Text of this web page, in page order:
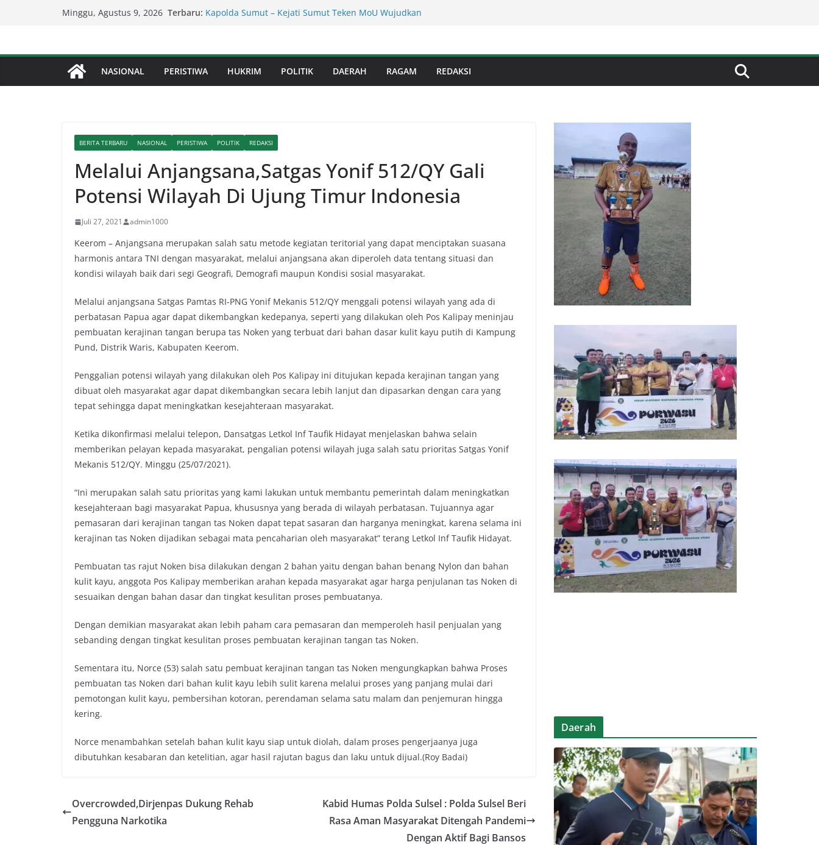
Minggu, Agustus 9, 2026 Terbaru: Brahrang Di Kota Binjai Bebas Beroperasi
Serapan Anggaran Dinas Perkimcikataru Paling Buruk, Plh
Sekda: Kami Sarankan Dievaluasi
NASIONAL PERISTIWA HUKRIM POLITIK DAERAH RAGAM REDAKSI
BERITA TERBARU NASIONAL PERISTIWA POLITIK REDAKSI
Melalui Anjangsana,Satgas Yonif 512/QY Gali
Potensi Wilayah Di Ujung Timur Indonesia
Juli 27, 2021 admin1000
Keerom – Anjangsana merupakan salah satu metode kegiatan teritorial yang dapat menciptakan suasana
harmonis antara TNI dengan masyarakat, melalui anjangsana akan diperoleh data tentang situasi dan
kondisi wilayah baik dari segi Geografi, Demografi maupun Kondisi sosial masyarakat.
Melalui anjangsana Satgas Pamtas RI-PNG Yonif Mekanis 512/QY menggali potensi wilayah yang ada di
perbatasan Papua agar dapat dikembangkan kedepanya, seperti yang dilakukan oleh Pos Kalipay meninjau
pembuatan kerajinan tangan berupa tas Noken yang terbuat dari bahan dasar kulit kayu putih di Kampung
Pund, Distrik Waris, Kabupaten Keerom.
Penggalian potensi wilayah yang dilakukan oleh Pos Kalipay ini ditujukan kepada kerajinan tangan yang
dibuat oleh masyarakat agar dapat dikembangkan secara lebih lanjut dan dipasarkan dengan cara yang
tepat sehingga dapat meningkatkan kesejahteraan masyarakat.
Ketika dikonfirmasi melalui telepon, Dansatgas Letkol Inf Taufik Hidayat menjelaskan bahwa selain
memberikan pelayan kepada masyarakat, pengalian potensi wilayah juga salah satu prioritas Satgas Yonif
Mekanis 512/QY. Minggu (25/07/2021).
“Ini merupakan salah satu prioritas yang kami lakukan untuk membantu pemerintah dalam meningkatkan
kesejahteraan bagi masyarakat Papua, khususnya yang berada di wilayah perbatasan. Tujuannya agar
pemasaran dari kerajinan tangan tas Noken dapat tepat sasaran dan harganya meningkat, karena selama ini
kerajinan tas Noken dijadikan sebagai mata pencaharian oleh masyarakat” terang Letkol Inf Taufik Hidayat.
Pembuatan tas rajut Noken bisa dilakukan dengan 2 bahan yaitu dengan bahan benang Nylon dan bahan
kulit kayu, anggota Pos Kalipay memberikan arahan kepada masyarakat agar harga penjulanan tas Noken di
sesuaikan dengan bahan dasar dan tingkat kesulitan proses pembuatanya.
Dengan demikian masyarakat akan lebih paham cara pemasaran dan memperoleh hasil penjualan yang
sebanding dengan tingkat kesulitan proses pembuatan kerajinan tangan tas Noken.
Sementara itu, Norce (53) salah satu pembuat kerajinan tangan tas Noken mengungkapkan bahwa Proses
pembuatan tas Noken dari bahan kulit kayu lebih sulit karena melalui proses yang panjang mulai dari
pemotongan kulit kayu, pembersihan kotoran, perendaman selama satu malam dan penjemuran hingga
kering.
Norce menambahkan setelah bahan kulit kayu siap untuk diolah, dalam proses pengerjaanya juga
dibutuhkan kesabaran dan ketelitian, agar hasil rajutan bagus dan laku untuk dijual.(Roy Badai)
Overcrowded,Dirjenpas Dukung Rehab
Pengguna Narkotika
Kabid Humas Polda Sulsel : Polda Sulsel Beri
Rasa Aman Masyarakat Ditengah Pandemi
Dengan Aktif Bagi Bansos
Daerah